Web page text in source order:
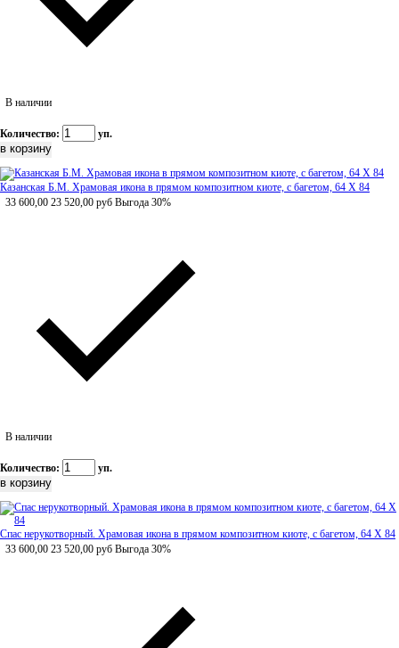
В наличии
Количество: уп.
Казанская Б.М. Храмовая икона в прямом композитном киоте, с багетом, 64 Х 84
33 600,00 23 520,00 руб Выгода 30%
В наличии
Количество: уп.
Спас нерукотворный. Храмовая икона в прямом композитном киоте, с багетом, 64 Х 84
33 600,00 23 520,00 руб Выгода 30%